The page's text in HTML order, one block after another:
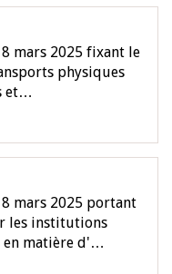
mars 2025 fixant le
physiques
et…
mars 2025 portant
les institutions
en matière d'…